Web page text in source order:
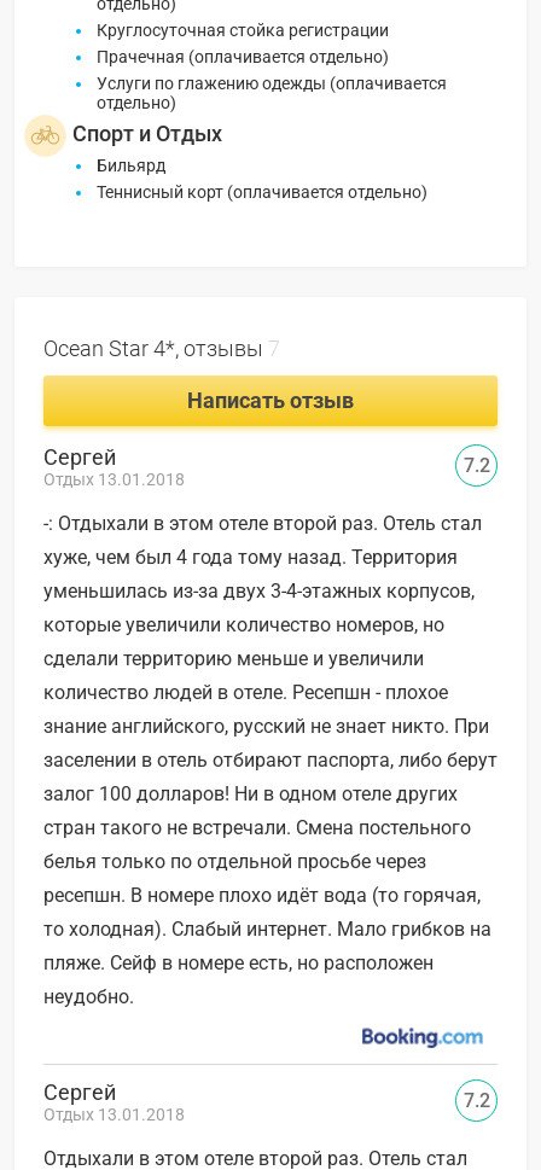
Круглосуточная стойка регистрации
Прачечная (оплачивается отдельно)
Услуги по глажению одежды (оплачивается
отдельно)
Спорт и Отдых
Бильярд
Теннисный корт (оплачивается отдельно)
Ocean Star 4*, отзывы 7
Написать отзыв
Сергей
Отдых 13.01.2018
-: Отдыхали в этом отеле второй раз. Отель стал
хуже, чем был 4 года тому назад. Территория
уменьшилась из-за двух 3-4-этажных корпусов,
которые увеличили количество номеров, но
сделали территорию меньше и увеличили
количество людей в отеле. Ресепшн - плохое
знание английского, русский не знает никто. При
заселении в отель отбирают паспорта, либо берут
залог 100 долларов! Ни в одном отеле других
стран такого не встречали. Смена постельного
белья только по отдельной просьбе через
ресепшн. В номере плохо идёт вода (то горячая,
то холодная). Слабый интернет. Мало грибков на
пляже. Сейф в номере есть, но расположен
неудобно.
7.2
Сергей
Отдых 13.01.2018
Отдыхали в этом отеле второй раз. Отель стал
7.2